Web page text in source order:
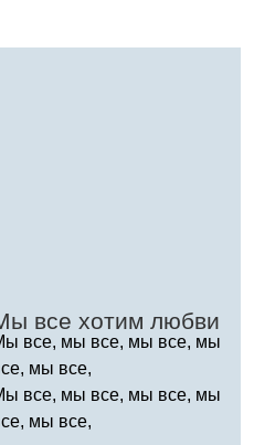
все хотим любви
все, мы все, мы все, мы
мы все,
все, мы все, мы все, мы
мы все,